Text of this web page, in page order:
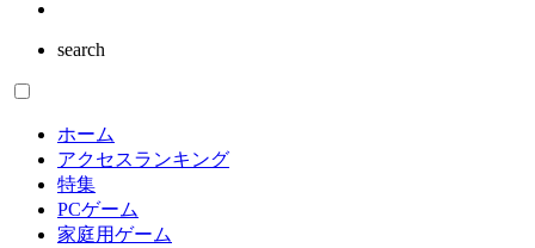
search
ホーム
アクセスランキング
特集
PCゲーム
家庭用ゲーム